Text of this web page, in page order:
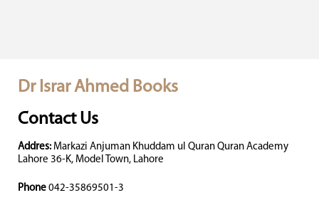
Dr Israr Ahmed Books
Contact Us
Addres: Markazi Anjuman Khuddam ul Quran Quran Academy
Lahore 36-K, Model Town, Lahore
Phone 042-35869501-3